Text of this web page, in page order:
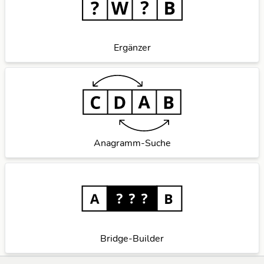
Ergänzer
Anagramm-Suche
Bridge-Builder